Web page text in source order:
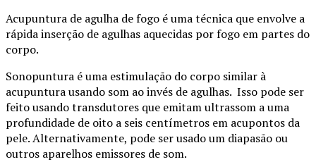
Acupuntura de agulha de fogo é uma técnica que envolve a
rápida inserção de agulhas aquecidas por fogo em partes do
corpo.
Sonopuntura é uma estimulação do corpo similar à
acupuntura usando som ao invés de agulhas. Isso pode ser
feito usando transdutores que emitam ultrassom a uma
profundidade de oito a seis centímetros em acupontos da
pele. Alternativamente, pode ser usado um diapasão ou
outros aparelhos emissores de som.